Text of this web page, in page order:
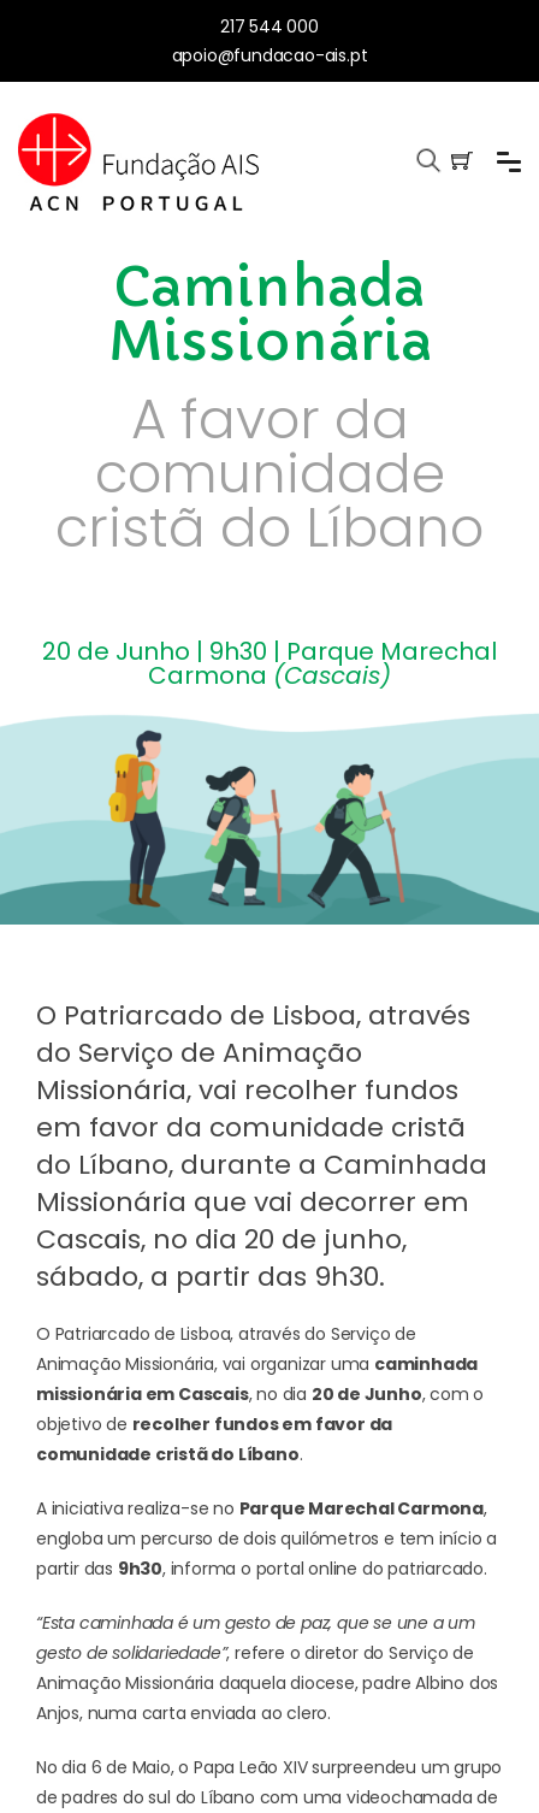
217 544 000
apoio@fundacao-ais.pt
Caminhada
Missionária
A favor da
comunidade
cristã do Líbano
20 de Junho | 9h30 | Parque Marechal
Carmona (Cascais)
O Patriarcado de Lisboa, através
do Serviço de Animação
Missionária, vai recolher fundos
em favor da comunidade cristã
do Líbano, durante a Caminhada
Missionária que vai decorrer em
Cascais, no dia 20 de junho,
sábado, a partir das 9h30.
O Patriarcado de Lisboa, através do Serviço de
Animação Missionária, vai organizar uma caminhada
missionária em Cascais, no dia 20 de Junho, com o
objetivo de recolher fundos em favor da
comunidade cristã do Líbano.
A iniciativa realiza-se no Parque Marechal Carmona,
engloba um percurso de dois quilómetros e tem início a
partir das 9h30, informa o portal online do patriarcado.
“Esta caminhada é um gesto de paz, que se une a um
gesto de solidariedade”, refere o diretor do Serviço de
Animação Missionária daquela diocese, padre Albino dos
Anjos, numa carta enviada ao clero.
No dia 6 de Maio, o Papa Leão XIV surpreendeu um grupo
de padres do sul do Líbano com uma videochamada de